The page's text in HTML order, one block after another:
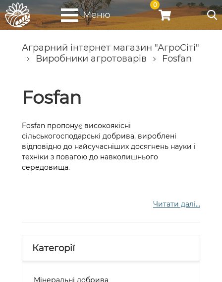
Меню
0
Аграрний інтернет магазин "АгроСіті"
Виробники агротоварів
Fosfan
Fosfan
Fosfan пропонує високоякісні
сільськогосподарські добрива, вироблені
відповідно до найсучасніших досягнень науки і
техніки з повагою до навколишнього
середовища.
Читати далі...
Категорії
Мінеральні добрива